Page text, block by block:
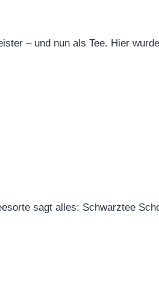
– und nun als Tee. Hier
sagt alles: Schwarztee